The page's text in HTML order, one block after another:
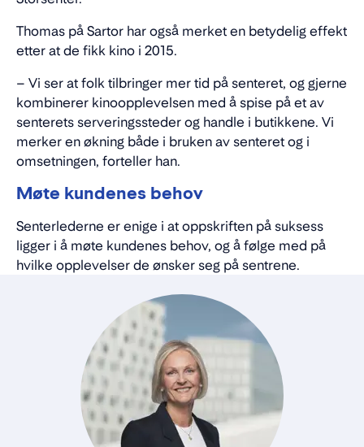
Thomas på Sartor har også merket en betydelig effekt
etter at de fikk kino i 2015.
– Vi ser at folk tilbringer mer tid på senteret, og gjerne
kombinerer kinoopplevelsen med å spise på et av
senterets serveringssteder og handle i butikkene. Vi
merker en økning både i bruken av senteret og i
omsetningen, forteller han.
Møte kundenes behov
Senterlederne er enige i at oppskriften på suksess
ligger i å møte kundenes behov, og å følge med på
hvilke opplevelser de ønsker seg på sentrene.